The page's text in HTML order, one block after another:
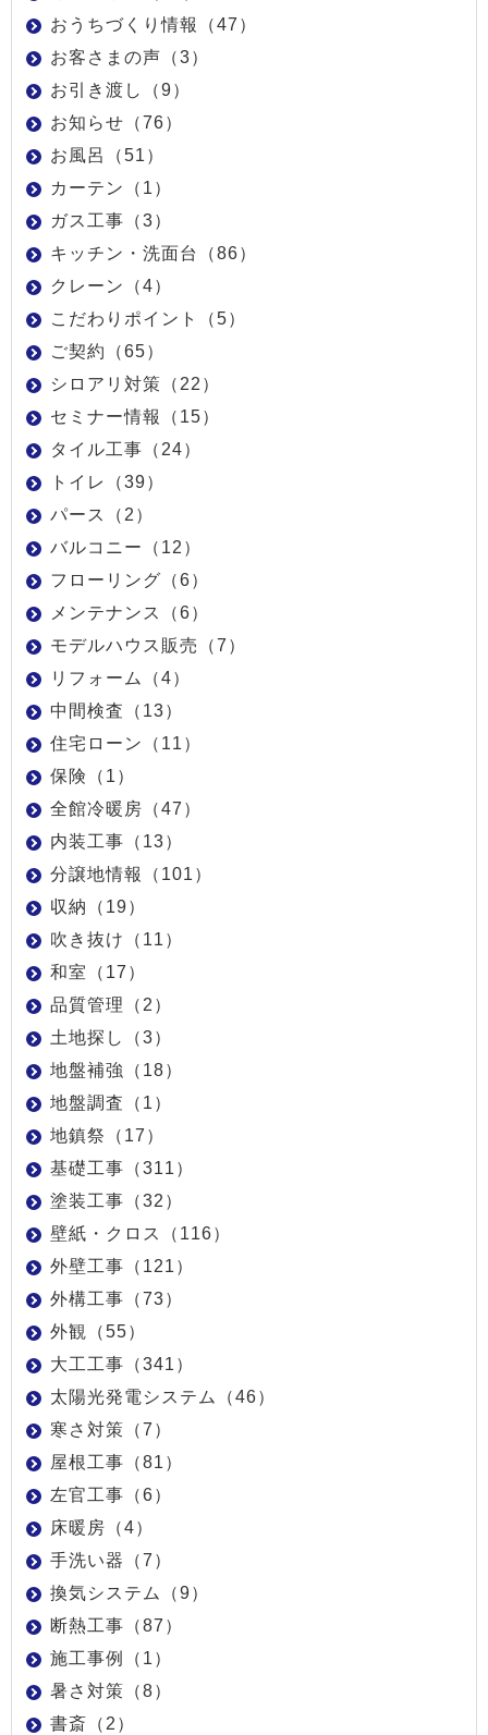
おうちづくり情報（47）
お客さまの声（3）
お引き渡し（9）
お知らせ（76）
お風呂（51）
カーテン（1）
ガス工事（3）
キッチン・洗面台（86）
クレーン（4）
こだわりポイント（5）
ご契約（65）
シロアリ対策（22）
セミナー情報（15）
タイル工事（24）
トイレ（39）
パース（2）
バルコニー（12）
フローリング（6）
メンテナンス（6）
モデルハウス販売（7）
リフォーム（4）
中間検査（13）
住宅ローン（11）
保険（1）
全館冷暖房（47）
内装工事（13）
分譲地情報（101）
収納（19）
吹き抜け（11）
和室（17）
品質管理（2）
土地探し（3）
地盤補強（18）
地盤調査（1）
地鎮祭（17）
基礎工事（311）
塗装工事（32）
壁紙・クロス（116）
外壁工事（121）
外構工事（73）
外観（55）
大工工事（341）
太陽光発電システム（46）
寒さ対策（7）
屋根工事（81）
左官工事（6）
床暖房（4）
手洗い器（7）
換気システム（9）
断熱工事（87）
施工事例（1）
暑さ対策（8）
書斎（2）